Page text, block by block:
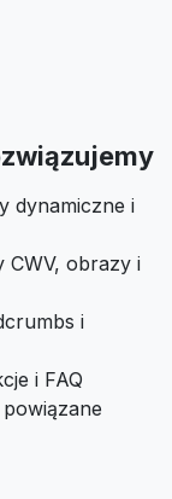
dynamiczne i
obrazy i
i
i FAQ